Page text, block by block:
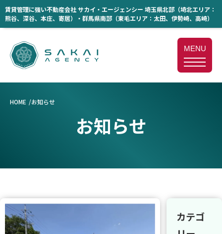
賃貸管理に強い不動産会社 サカイ・エージェンシー 埼玉県北部（埼北エリア：
熊谷、深谷、本庄、寄居）・群馬県南部（東毛エリア：太田、伊勢崎、高崎）
MENU
お知らせ
HOME お知らせ
カテゴ